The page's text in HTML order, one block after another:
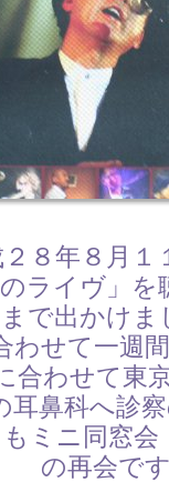
８年８月１
ライヴ」
まで出かけま
わせて一週
合わせて東
耳鼻科へ診
ミニ同窓
の再会で